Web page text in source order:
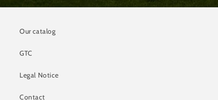
Our catalog
GTC
Legal Notice
Contact